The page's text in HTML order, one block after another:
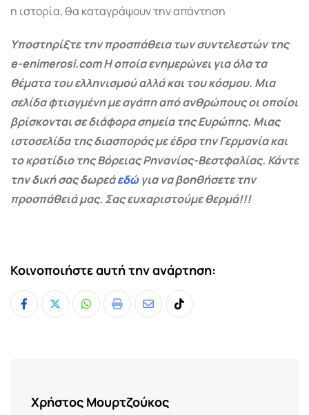
η ιστορία, θα καταγράψουν την απάντηση
Υποστηρίξτε την προσπάθεια των συντελεστών της
e-enimerosi.com Η οποία ενημερώνει για όλα τα
θέματα του ελληνισμού αλλά και του κόσμου. Μια
σελίδα φτιαγμένη με αγάπη από ανθρώπους οι οποίοι
βρίσκονται σε διάφορα σημεία της Ευρώπης. Μιας
ιστοσελίδα της διασποράς με έδρα την Γερμανία και
το κρατίδιο της Βόρειας Ρηνανίας-Βεστφαλίας. Κάντε
την δική σας δωρεάεδώγια να βοηθήσετε την
προσπάθειά μας. Σας ευχαριστούμε θερμά!!!
Κοινοποιήστε αυτή την ανάρτηση:
Whatsapp
Print
ShareTiktok
Χρήστος Μουρτζούκος